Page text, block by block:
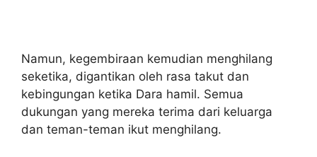
Namun, kegembiraan kemudian menghilang
seketika, digantikan oleh rasa takut dan
kebingungan ketika Dara hamil. Semua
dukungan yang mereka terima dari keluarga
dan teman-teman ikut menghilang.